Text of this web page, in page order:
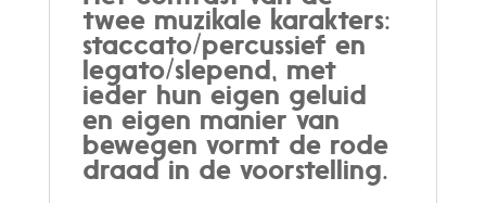
twee muzikale karakters:
staccato/percussief en
legato/slepend, met
ieder hun eigen geluid
en eigen manier van
bewegen vormt de rode
draad in de voorstelling.